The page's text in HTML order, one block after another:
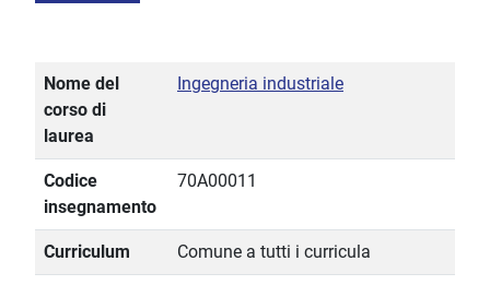
Nome del
corso di
laurea
Ingegneria industriale
Codice
insegnamento
70A00011
Curriculum Comune a tutti i curricula